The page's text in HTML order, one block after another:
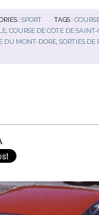
:SPORT TAGS :
,COURSE DE CÔTE DE
DU MONT-DORE ,SORTIES DE